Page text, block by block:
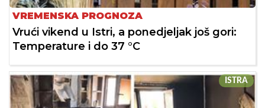
VREMENSKA PROGNOZA
Vrući vikend u Istri, a ponedjeljak još gori:
Temperature i do 37 °C
ISTRA